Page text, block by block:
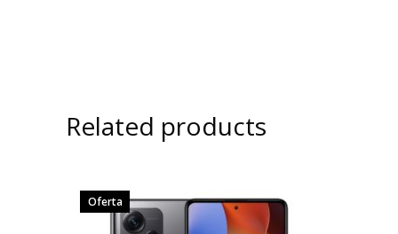
Related products
Oferta